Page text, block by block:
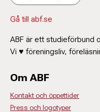
Gå till abf.se
ABF är ett studieförbund
Vi ♥ föreningsliv,
Om ABF
Kontakt och öppettider
Press och logotyper